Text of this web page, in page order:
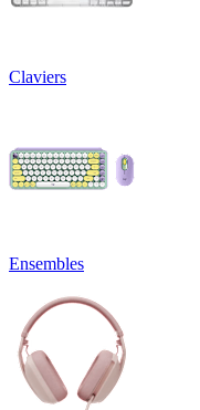
Claviers
Ensembles